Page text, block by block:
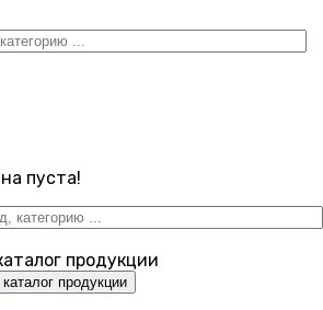
пуста!
продукции
каталог продукции